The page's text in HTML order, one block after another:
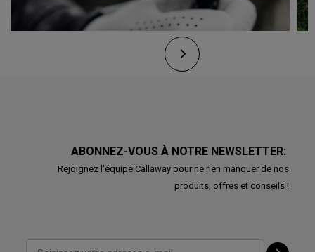
ABONNEZ-VOUS À NOTRE NEWSLETTER:
Rejoignez l'équipe Callaway pour ne rien manquer de nos
produits, offres et conseils !